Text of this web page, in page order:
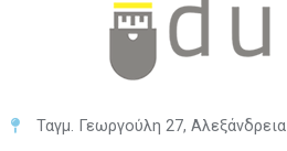
Ταγμ. Γεωργούλη 27, Αλεξάνδρεια